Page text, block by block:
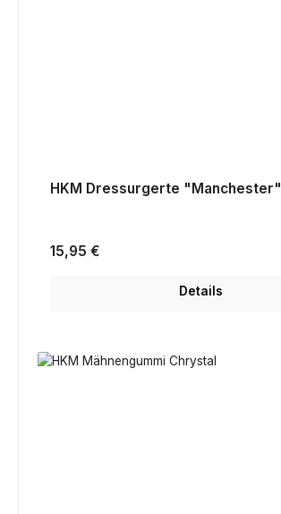
HKM Dressurgerte "Manchester"
Regulärer Preis:
15,95 €
Details